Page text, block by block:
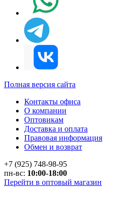
Полная версия сайта
Контакты офиса
О компании
Оптовикам
Доставка и оплата
Правовая информация
Обмен и возврат
+7 (925) 748-98-95
пн-вс: 10:00-18:00
Перейти в оптовый магазин